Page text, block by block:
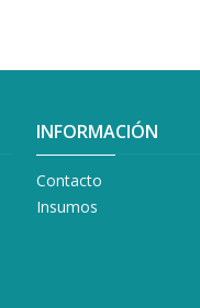
INFORMACIÓN
Contacto
Insumos